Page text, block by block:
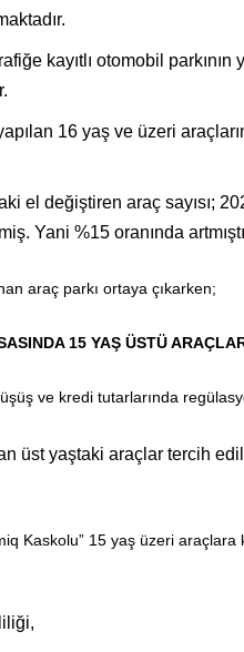
kayıtlı otomobil
yapılan 16 yaş ve üzeri
el değiştiren araç sayısı;
Yani %15 oranında
araç parkı ortaya çıkarken;
15 YAŞ ÜSTÜ
ve kredi tutarlarında
üst yaştaki araçlar tercih
Kaskolu” 15 yaş üzeri